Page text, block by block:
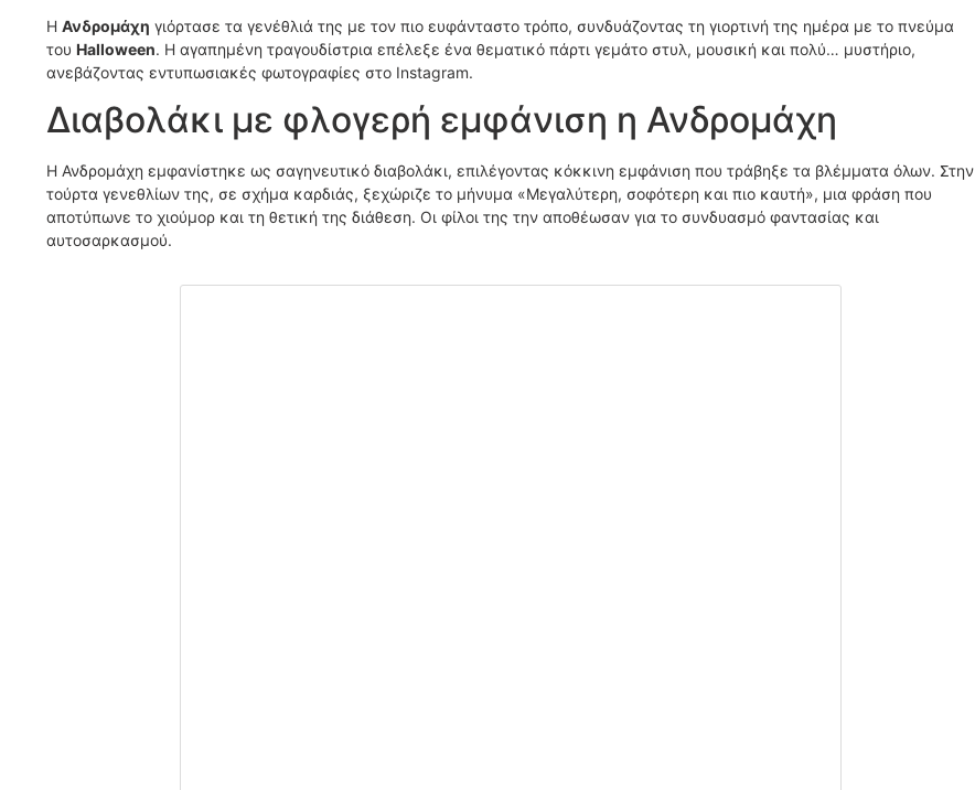
Η Ανδρομάχη γιόρτασε τα γενέθλιά της με τον πιο ευφάνταστο τρόπο, συνδυάζοντας τη γιορτινή της ημέρα με το πνεύμα
του Halloween. Η αγαπημένη τραγουδίστρια επέλεξε ένα θεματικό πάρτι γεμάτο στυλ, μουσική και πολύ… μυστήριο,
ανεβάζοντας εντυπωσιακές φωτογραφίες στο Instagram.
Διαβολάκι με φλογερή εμφάνιση η Ανδρομάχη
Η Ανδρομάχη εμφανίστηκε ως σαγηνευτικό διαβολάκι, επιλέγοντας κόκκινη εμφάνιση που τράβηξε τα βλέμματα όλων. Στην
τούρτα γενεθλίων της, σε σχήμα καρδιάς, ξεχώριζε το μήνυμα «Μεγαλύτερη, σοφότερη και πιο καυτή», μια φράση που
αποτύπωνε το χιούμορ και τη θετική της διάθεση. Οι φίλοι της την αποθέωσαν για το συνδυασμό φαντασίας και
αυτοσαρκασμού.